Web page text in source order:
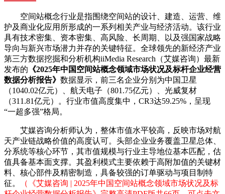
空间站概念行业是指围绕空间站的设计、建造、运营、维
护及商业化应用所形成的一系列相关产业与经济活动。该行业
具有技术密集、资本密集、高风险、长周期、以及强国家战略
导向与新兴市场潜力并存的关键特征。全球领先的新经济产业
第三方数据挖掘和分析机构iiMedia Research（艾媒咨询）最新
发布的 《2025年中国空间站概念领域市场状况及标杆企业经营
数据分析报告》 数据显示，前三名企业分别为中国卫星
（1040.02亿元）、航天电子（801.75亿元）、光威复材
（311.81亿元）。行业市值高度集中，CR3达59.25%，呈现
“一超多强”格局。
艾媒咨询分析师认为，整体市值水平较高，反映市场对航
天产业链战略价值的高度认可。头部企业业务覆盖卫星总体、
分系统等核心环节，其市值规模与行业主导地位基本匹配，估
值具备基本面支撑。其盈利模式主要依赖于高附加值的关键材
料、核心部件及精密制造，具备较强的订单驱动与项目制特
征。
（《艾媒咨询 | 2025年中国空间站概念领域市场状况及标